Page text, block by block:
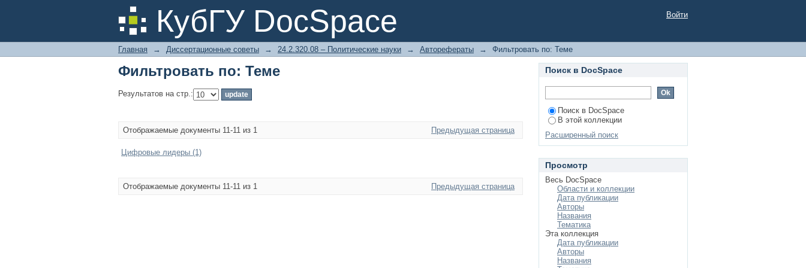
КубГУ DocSpace
Фильтровать по: Теме Войти
Главная → Диссертационные советы → 24.2.320.08 – Политические науки → Авторефераты → Фильтровать по: Теме
Фильтровать по: Теме
Результатов на стр.:
Отображаемые документы 11-11 из 1 Предыдущая страница
Цифровые лидеры (1)
Отображаемые документы 11-11 из 1 Предыдущая страница
Поиск в DocSpace
Поиск в DocSpace
В этой коллекции
Расширенный поиск
Просмотр
Весь DocSpace
Области и коллекции
Дата публикации
Авторы
Названия
Тематика
Эта коллекция
Дата публикации
Авторы
Названия